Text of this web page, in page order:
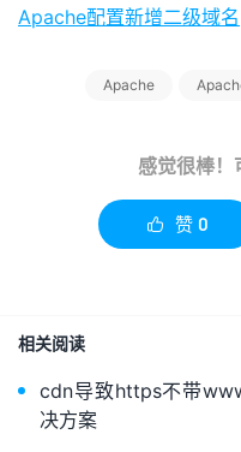
Apache配置新增二级域名
Apache
感觉很棒！
 赞 0
相关阅读
cdn导致https不带
决方案